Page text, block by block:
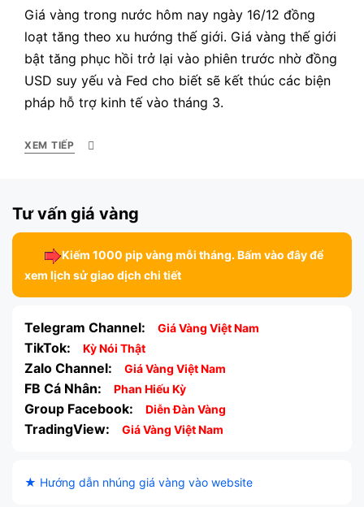
Giá vàng trong nước hôm nay ngày 16/12 đồng
loạt tăng theo xu hướng thế giới. Giá vàng thế giới
bật tăng phục hồi trở lại vào phiên trước nhờ đồng
USD suy yếu và Fed cho biết sẽ kết thúc các biện
pháp hỗ trợ kinh tế vào tháng 3.
XEM TIẾP
Tư vấn giá vàng
Kiếm 1000 pip vàng mỗi tháng. Bấm vào đây để
xem lịch sử giao dịch chi tiết
Telegram Channel: Giá Vàng Việt Nam
TikTok: Kỳ Nói Thật
Zalo Channel: Giá Vàng Việt Nam
FB Cá Nhân: Phan Hiếu Kỳ
Group Facebook: Diễn Đàn Vàng
TradingView: Giá Vàng Việt Nam
★ Hướng dẫn nhúng giá vàng vào website